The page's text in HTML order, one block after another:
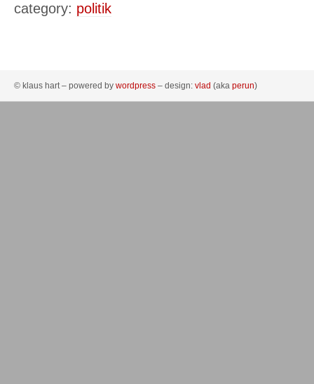
category: politik
© klaus hart – powered by wordpress – design: vlad (aka perun)